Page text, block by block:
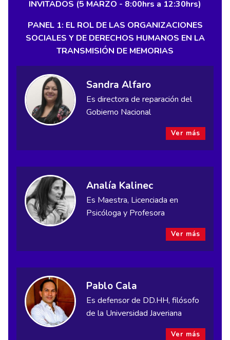
INVITADOS (5 MARZO - 8:00hrs a 12:30hrs)
PANEL 1: EL ROL DE LAS ORGANIZACIONES
SOCIALES Y DE DERECHOS HUMANOS EN LA
TRANSMISIÓN DE MEMORIAS
Sandra Alfaro
Es directora de reparación del
Gobierno Nacional
Ver más
Analía Kalinec
Es Maestra, Licenciada en
Psicóloga y Profesora
Ver más
Pablo Cala
Es defensor de DD.HH, filósofo
de la Universidad Javeriana
Ver más